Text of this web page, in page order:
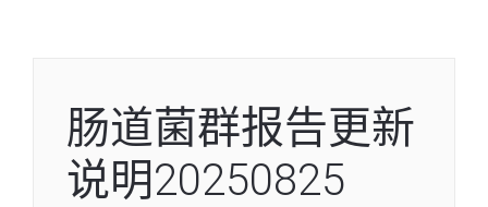
肠道菌群报告更新
说明20250825